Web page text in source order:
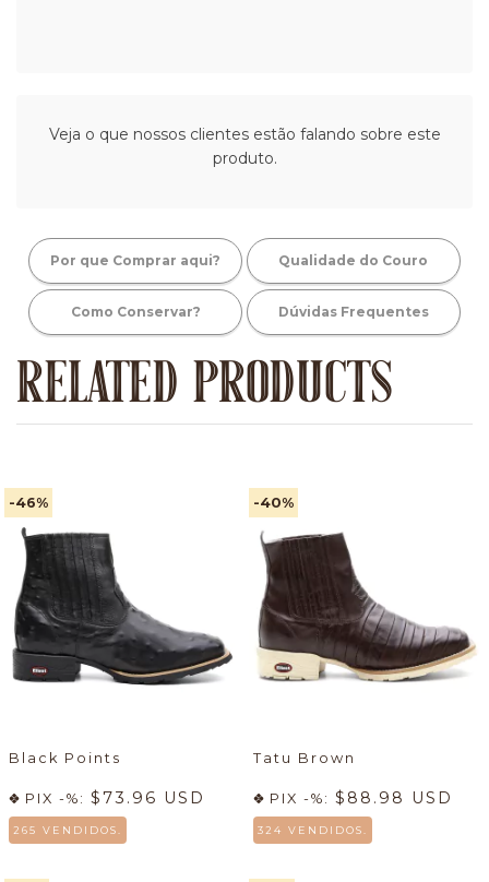
Veja o que nossos clientes estão falando sobre este
produto.
Por que Comprar aqui? Qualidade do Couro
Como Conservar? Dúvidas Frequentes
RELATED PRODUCTS
-46%
Black Points
PIX -%: $73.96 USD
265 VENDIDOS.
-40%
Tatu Brown
PIX -%: $88.98 USD
324 VENDIDOS.